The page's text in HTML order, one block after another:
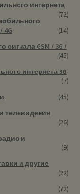
интернета
(72)
4G
(14)
сигнала GSM / 3G /
(45)
интернета 3G
(7)
(45)
телевидения
(26)
и
(9)
и другие
(22)
(72)